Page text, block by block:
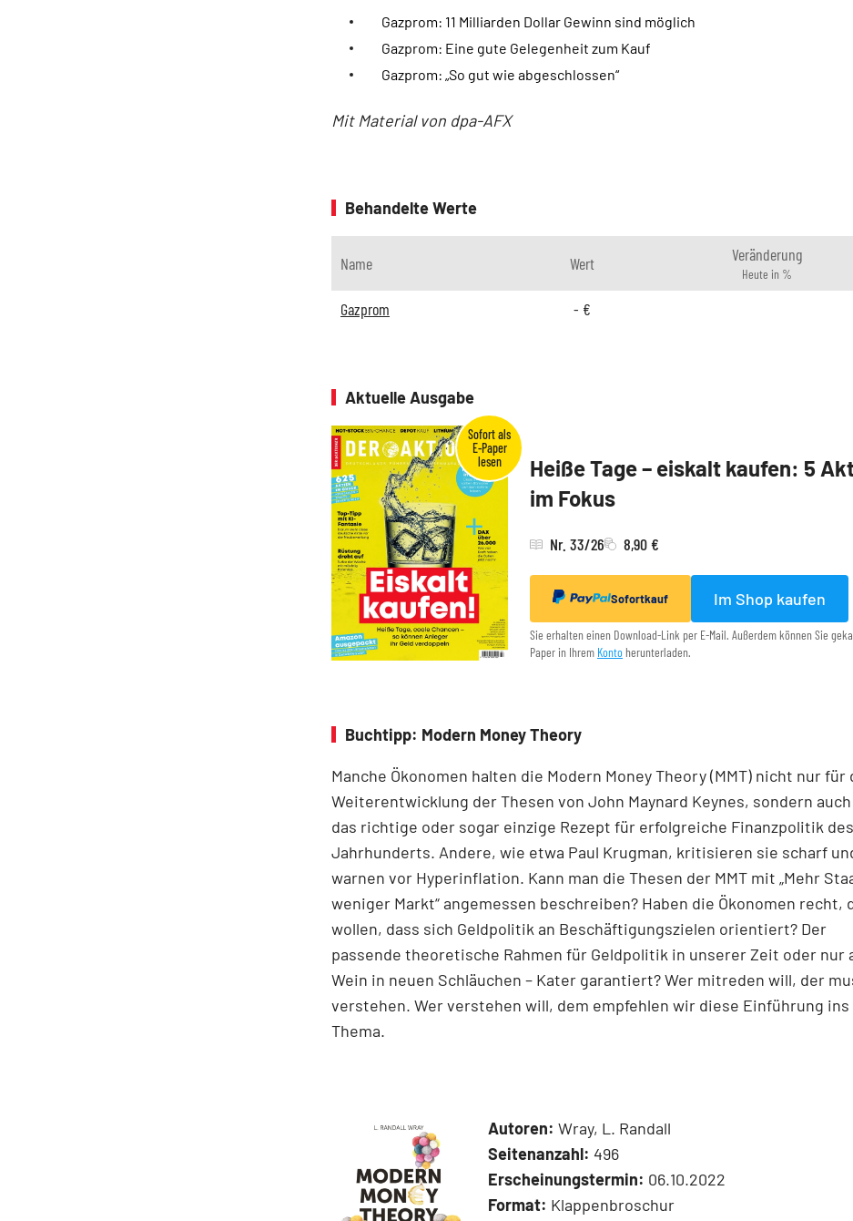
Gazprom: 11 Milliarden Dollar Gewinn sind möglich
Gazprom: Eine gute Gelegenheit zum Kauf
Gazprom: „So gut wie abgeschlossen“
Mit Material von dpa-AFX
Behandelte Werte
Name Wert Veränderung
Heute in %
Gazprom - €
Aktuelle Ausgabe
Heiße Tage – eiskalt kaufen: 5
im Fokus
Nr. 33/26 8,90 €
Sofortkauf Im Shop kaufen
Sie erhalten einen Download-Link per E-Mail. Außerdem können Sie
Paper in Ihrem Konto herunterladen.
Buchtipp: Modern Money Theory
Manche Ökonomen halten die Modern Money Theory (MMT) nicht nur für
Weiterentwicklung der Thesen von John Maynard Keynes, sondern
das richtige oder sogar einzige Rezept für erfolgreiche Finanzpolitik des
Jahrhunderts. Andere, wie etwa Paul Krugman, kritisieren sie scharf
warnen vor Hyperinflation. Kann man die Thesen der MMT mit „Mehr
weniger Markt“ angemessen beschreiben? Haben die Ökonomen recht,
wollen, dass sich Geldpolitik an Beschäftigungszielen orientiert? Der
passende theoretische Rahmen für Geldpolitik in unserer Zeit oder nur
Wein in neuen Schläuchen – Kater garantiert? Wer mitreden will, der
verstehen. Wer verstehen will, dem empfehlen wir diese Einführung ins
Thema.
Autoren: Wray, L. Randall
Seitenanzahl: 496
Erscheinungstermin: 06.10.2022
Format: Klappenbroschur